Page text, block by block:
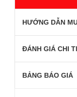
HƯỚNG DẪN
ĐÁNH GIÁ CHI
BẢNG BÁO GIÁ